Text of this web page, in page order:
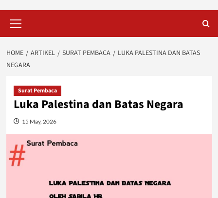
Menu
HOME ARTIKEL SURAT PEMBACA
LUKA PALESTINA DAN BATAS
NEGARA
Surat Pembaca
Luka Palestina dan Batas Negara
15 May, 2026